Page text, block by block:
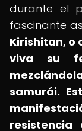
durante el
fascinante
Kirishitan, o
viva su
samurái.